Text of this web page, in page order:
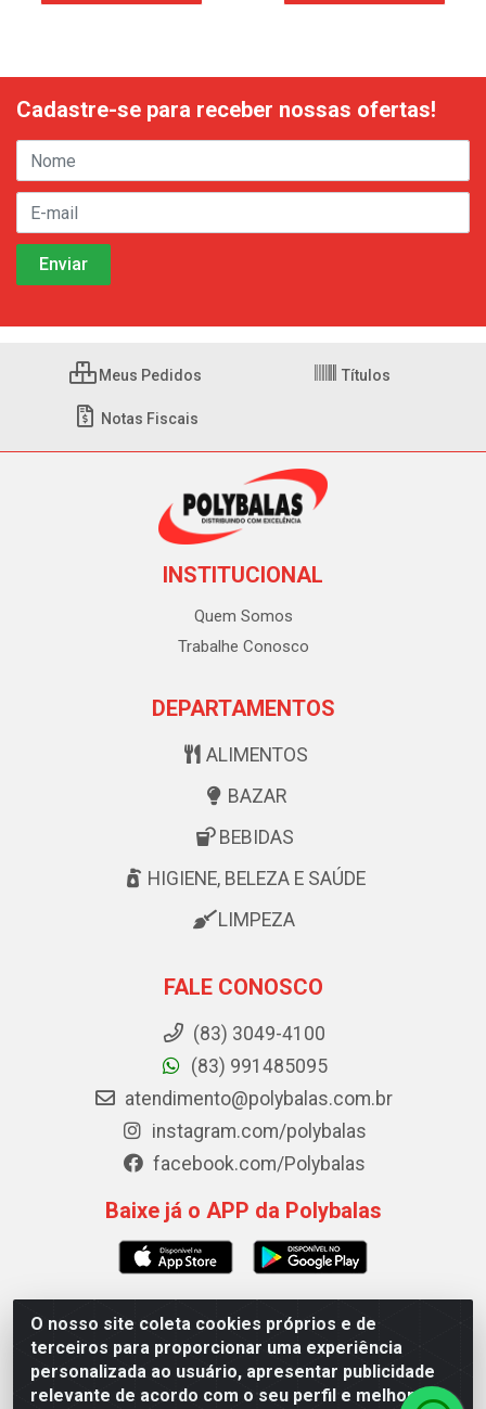
O nosso site coleta cookies próprios e de
terceiros para proporcionar uma experiência
personalizada ao usuário, apresentar publicidade
relevante de acordo com o seu perfil e melhorar a
Cadastre-se para receber nossas ofertas!
Meus Pedidos Títulos
Notas Fiscais
INSTITUCIONAL
Quem Somos
Trabalhe Conosco
DEPARTAMENTOS
ALIMENTOS
BAZAR
BEBIDAS
HIGIENE, BELEZA E SAÚDE
LIMPEZA
FALE CONOSCO
(83) 3049-4100
(83) 991485095
atendimento@polybalas.com.br
instagram.com/polybalas
facebook.com/Polybalas
Baixe já o APP da Polybalas
Polybalas - Rua João Miguel de Souza, 173 Galpão B -
Ernesto Geisel, João Pessoa/PB - CEP 58.075-075 - CNPJ
00.909.327/0002-61